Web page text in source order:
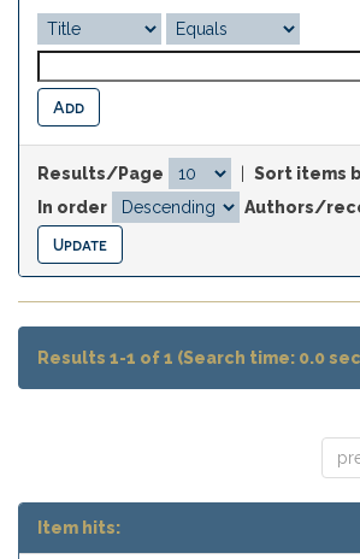
Results/Page
Sort items
In order
Authors/
Results 1-1 of 1 (Search time: 0.0
Item hits: